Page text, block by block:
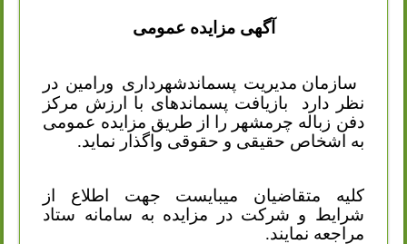
آگهی مزایده عمومی
سازمان مدیریت پسماندشهرداری ورامین در
نظر دارد
بازیافت پسماندهای با ارزش مرکز
دفن زباله چرمشهر را از طریق مزایده عمومی
به اشخاص حقیقی و حقوقی واگذار نماید.
کلیه متقاضیان میبایست جهت اطلاع از
شرایط و شرکت در مزایده به سامانه ستاد
مراجعه نمایند.